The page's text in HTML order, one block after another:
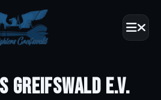
GREIFSWALD E.V.